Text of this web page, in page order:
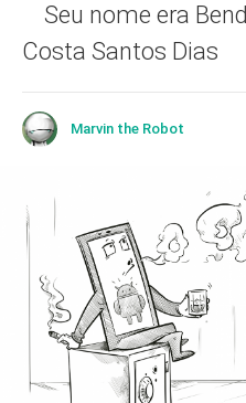
Seu nome era
Costa Santos Dias
Marvin the Robot